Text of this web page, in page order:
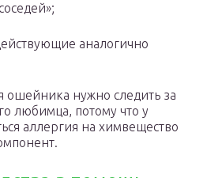
аналогично
нужно следить за
любимца, потому что у
аллергия на химвещество